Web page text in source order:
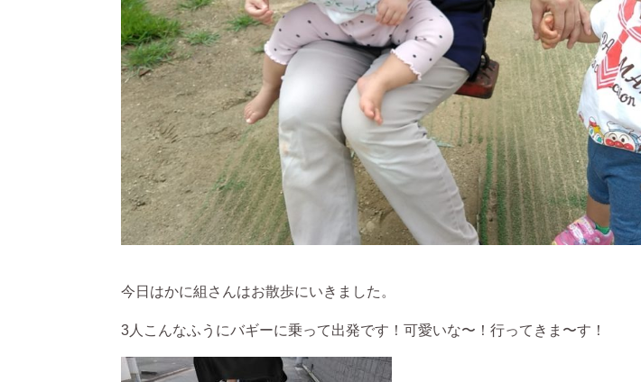
今日はかに組さんはお散歩にいきました。
3人こんなふうにバギーに乗って出発です！可愛いな〜！行ってきま〜す！